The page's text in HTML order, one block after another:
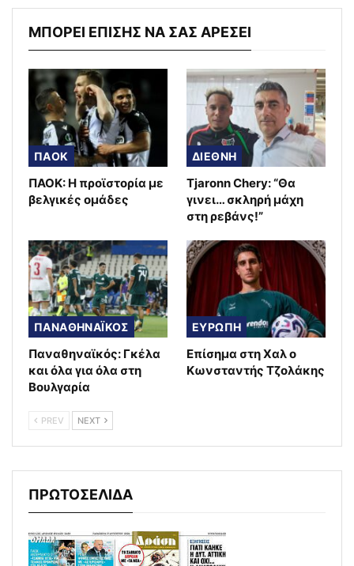
ΜΠΟΡΕΙ ΕΠΙΣΗΣ ΝΑ ΣΑΣ ΑΡΕΣΕΙ
ΠΑΟΚ
ΠΑΟΚ: Η προϊστορία με
βελγικές ομάδες
ΔΙΕΘΝΗ
Tjaronn Chery: “Θα
γινει… σκληρή μάχη
στη ρεβάνς!”
ΠΑΝΑΘΗΝΑΪΚΟΣ
Παναθηναϊκός: Γκέλα
και όλα για όλα στη
Βουλγαρία
ΕΥΡΩΠΗ
Επίσημα στη Χαλ ο
Κωνσταντής Τζολάκης
PREV NEXT
ΠΡΩΤΟΣΕΛΙΔΑ